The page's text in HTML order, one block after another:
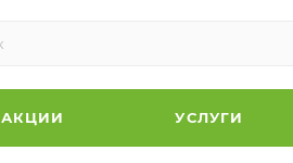
АКЦИИ УСЛУГИ